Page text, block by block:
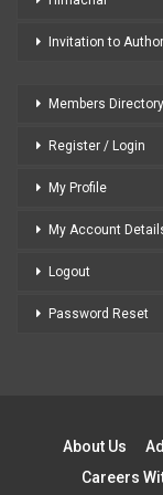
Invitation to
Members Directory
Register / Login
My Profile
My Account
Logout
Password Reset
About Us
Careers